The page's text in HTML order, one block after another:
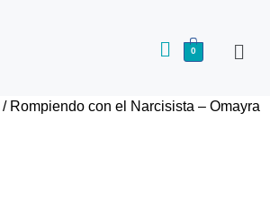
0
/ Rompiendo con el Narcisista – Omayra